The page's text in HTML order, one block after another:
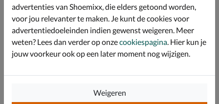
Over Rieker
Bekijk meer
advertenties van Shoemixx, die elders getoond worden,
voor jou relevanter te maken. Je kunt de cookies voor
advertentiedoeleinden indien gewenst weigeren. Meer
weten? Lees dan verder op onzecookiespagina. Hier kun je
jouw voorkeur ook op een later moment nog wijzigen.
Weigeren